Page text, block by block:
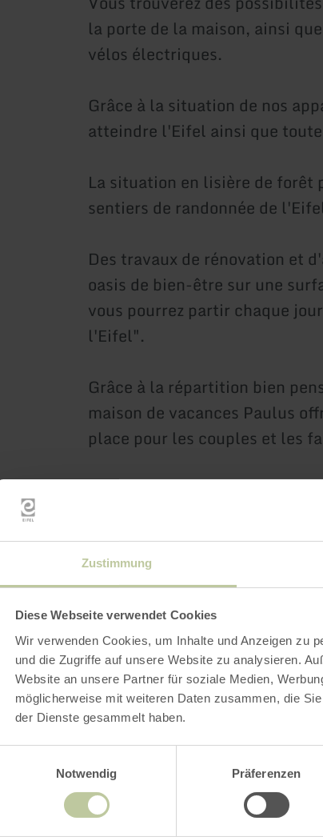
Zustimmung
Diese Webseite verwendet Cookies
Wir verwenden Cookies, um Inhalte und Anzeigen zu
und die Zugriffe auf unsere Website zu analysieren.
Website an unsere Partner für soziale Medien,
möglicherweise mit weiteren Daten zusammen, die
der Dienste gesammelt haben.
Notwendig
Präferenzen
la porte de la maison, ainsi
vélos électriques.
Grâce à la situation de nos
atteindre l'Eifel ainsi que
La situation en lisière de forêt
sentiers de randonnée de
Des travaux de rénovation et
oasis de bien-être sur une
vous pourrez partir chaque
l'Eifel".
Grâce à la répartition bien
maison de vacances Paulus
place pour les couples et les
Nous nous réjouissons de
Votre famille Jaax
Plus